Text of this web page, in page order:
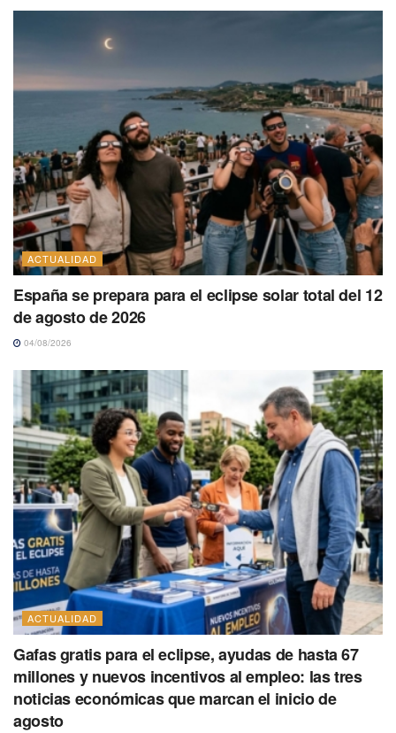
ACTUALIDAD
España se prepara para el eclipse solar total del 12
de agosto de 2026
04/08/2026
ACTUALIDAD
Gafas gratis para el eclipse, ayudas de hasta 67
millones y nuevos incentivos al empleo: las tres
noticias económicas que marcan el inicio de
agosto